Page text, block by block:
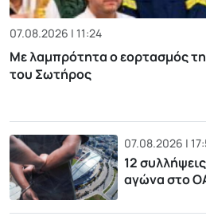
07.08.2026 | 11:24
Με λαμπρότητα ο εορτασμός
του Σωτήρος
07.08.2026 |
12
αγώνα στο